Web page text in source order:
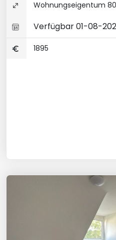
Wohnungseigentum
Verfügbar 01-08-
1895